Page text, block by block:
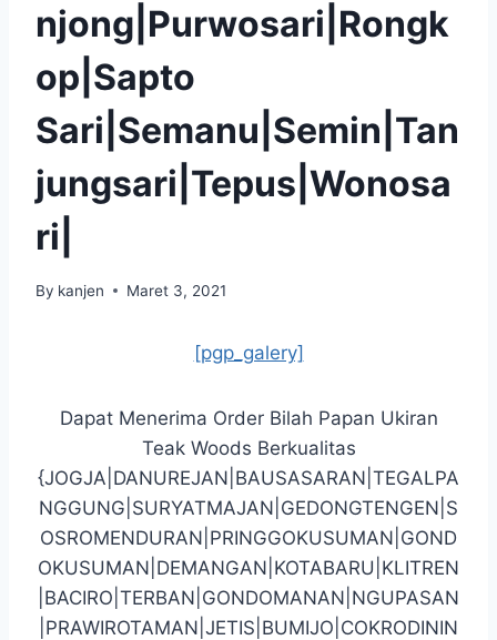
njong|Purwosari|Rongk
op|Sapto
Sari|Semanu|Semin|Tan
jungsari|Tepus|Wonosa
ri|
By kanjen Maret 3, 2021
[pgp_galery]
Dapat Menerima Order Bilah Papan Ukiran
Teak Woods Berkualitas
{JOGJA|DANUREJAN|BAUSASARAN|TEGALPA
NGGUNG|SURYATMAJAN|GEDONGTENGEN|S
OSROMENDURAN|PRINGGOKUSUMAN|GOND
OKUSUMAN|DEMANGAN|KOTABARU|KLITREN
|BACIRO|TERBAN|GONDOMANAN|NGUPASAN
|PRAWIROTAMAN|JETIS|BUMIJO|COKRODININ